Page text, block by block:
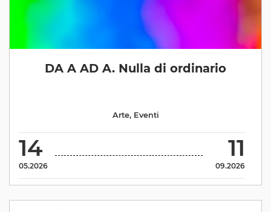
DA A AD A. Nulla di ordinario
14
05.2026
11
09.2026
Arte, Eventi